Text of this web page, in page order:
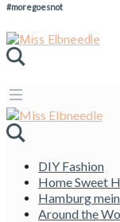
#moregoesnot
DIY Fashion
Home Sweet
Hamburg
Around the